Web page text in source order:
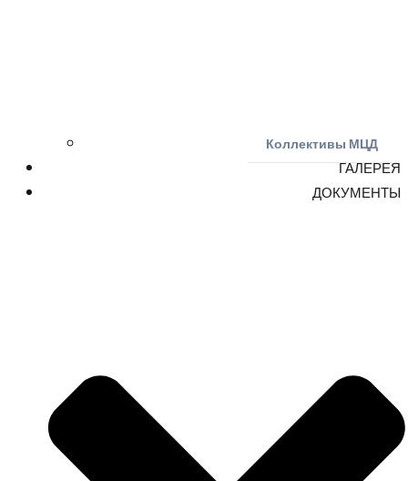
Коллективы МЦД
ГАЛЕРЕЯ
ДОКУМЕНТЫ